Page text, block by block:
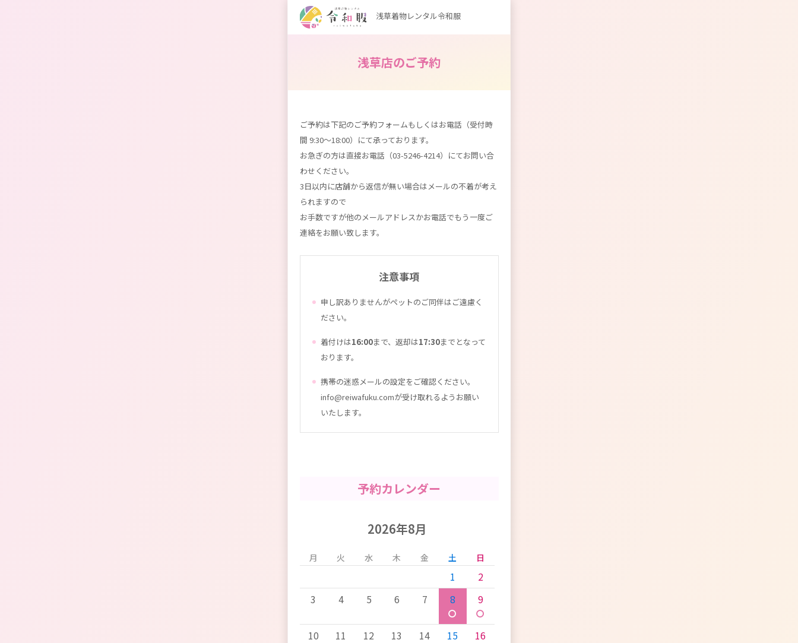
浅草着物レンタル令和服
浅草店のご予約
ご予約は下記のご予約フォームもしくはお電話（受付時
間 9:30～18:00）にて承っております。
お急ぎの方は直接お電話（03-5246-4214）にてお問い合
わせください。
3日以内に店舗から返信が無い場合はメールの不着が考え
られますので
お手数ですが他のメールアドレスかお電話でもう一度ご
連絡をお願い致します。
注意事項
申し訳ありませんがペットのご同伴はご遠慮く
ださい。
着付けは16:00まで、返却は17:30までとなって
おります。
携帯の迷惑メールの設定をご確認ください。
info@reiwafuku.comが受け取れるようお願い
いたします。
予約カレンダー
2026年8月
月 火 水 木 金 土 日
1
2
3
4 5 6 7 8
〇
9
〇
10 11 12 13 14 15 16